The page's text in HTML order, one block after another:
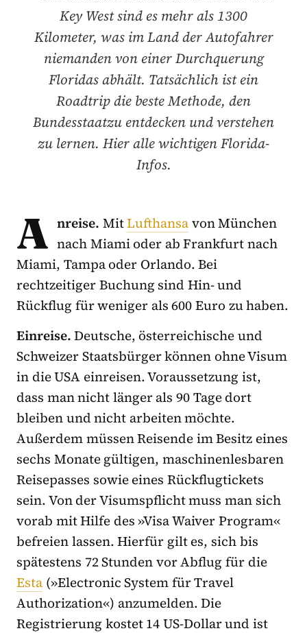
Key West sind es mehr als 1300
Kilometer, was im Land der Autofahrer
niemanden von einer Durchquerung
Floridas abhält. Tatsächlich ist ein
Roadtrip die beste Methode, den
Bundesstaatzu entdecken und verstehen
zu lernen. Hier alle wichtigen Florida-
Infos.
A nreise. MitLufthansavon München
nach Miami oder ab Frankfurt nach
Miami, Tampa oder Orlando. Bei
rechtzeitiger Buchung sind Hin- und
Rückflug für weniger als 600 Euro zu haben.
Einreise.Deutsche, österreichische und
Schweizer Staatsbürger können ohne Visum
in die USA einreisen. Voraussetzung ist,
dass man nicht länger als 90 Tage dort
bleiben und nicht arbeiten möchte.
Außerdem müssen Reisende im Besitz eines
sechs Monate gültigen, maschinenlesbaren
Reisepasses sowie eines Rückflugtickets
sein. Von der Visumspflicht muss man sich
vorab mit Hilfe des »Visa Waiver Program«
befreien lassen. Hierfür gilt es, sich bis
spätestens 72 Stunden vor Abflug für die
Esta (»Electronic System für Travel
Authorization«) anzumelden. Die
Registrierung kostet 14 US-Dollar und ist